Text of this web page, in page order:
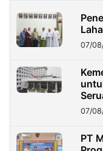
07/
07/
PT